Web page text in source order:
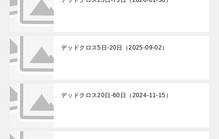
デッドクロス5日-20日（2025-09-02）
デッドクロス20日-60日（2024-11-15）